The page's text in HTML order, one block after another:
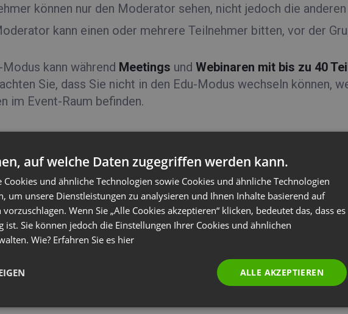
können nur den Moderator sehen, nicht jedoch die
kann einen oder mehrere Teilnehmer bitten, vor der
Modus kann während Meetings und Webinaren mit bis zu 40
Sie, dass Sie nicht in den Edu-Modus wechseln können,
im Event-Raum befinden.
dem Event-Raum bei, klicken Sie auf das „Menü“-Symbol in
und dann auf „Event-Typ“ in der linken unteren Ecke.
Event-Typen undklicken Sie dann auf „Anwenden“.
Edu-Modus aktiviert ist, erhalten Moderatoren und
ENGLISH
FRENCH
RUSSIAN
SPANISH
auf welche Daten zugegriffen werden kann.
Cookies und ähnliche Technologien sowie Cookies und ähnliche Technologien
um unsere Dienstleistungen zu analysieren und Ihnen Inhalte basierend auf
Wenn Sie „Alle Cookies akzeptieren“ klicken, bedeutet das, dass es
ist. Sie können jedoch die Einstellungen Ihrer Cookies und ähnlichen
Wie? Erfahren Sie es hier
ALLE AKZEPTIEREN